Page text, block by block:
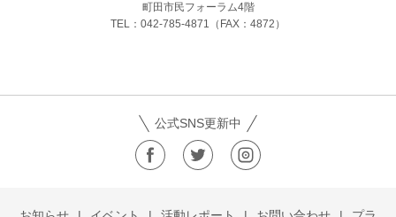
町田市民フォーラム4階
TEL：042-785-4871（FAX：4872）
公式SNS更新中